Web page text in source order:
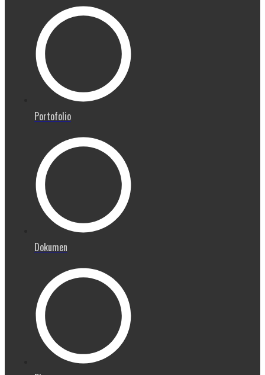
Portofolio
Dokumen